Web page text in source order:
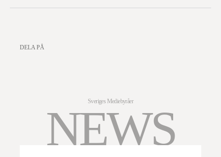
DELA PÅ
Sveriges Mediebyråer
NEWS